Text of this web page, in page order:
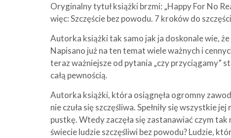
Oryginalny tytuł książki brzmi: „Happy For No
więc: Szczęście bez powodu. 7 kroków do
Autorka książki tak samo jak ja doskonale wie,
Napisano już na ten temat wiele ważnych i
teraz ważniejsze od pytania „czy przyciągamy”
całą pewnością.
Autorka książki, która osiągnęła ogromny
nie czuła się szczęśliwa. Spełniły się wszystkie
pustkę. Wtedy zaczęła się zastanawiać czym
świecie ludzie szczęśliwi bez powodu? Ludzie,